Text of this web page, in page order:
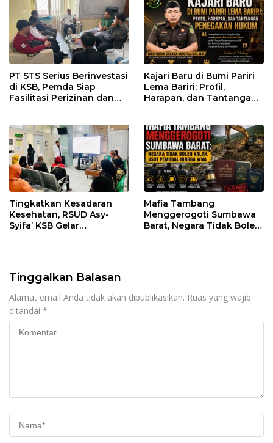
PT STS Serius Berinvestasi
di KSB, Pemda Siap
Fasilitasi Perizinan dan
Kajari Baru di Bumi Pariri
Lema Bariri: Profil,
Harapan, dan Tantangan
Tingkatkan Kesadaran
Kesehatan, RSUD Asy-
Syifa’ KSB Gelar
Mafia Tambang
Menggerogoti Sumbawa
Barat, Negara Tidak Boleh
Tinggalkan Balasan
Alamat email Anda tidak akan dipublikasikan. Ruas yang wajib
ditandai *